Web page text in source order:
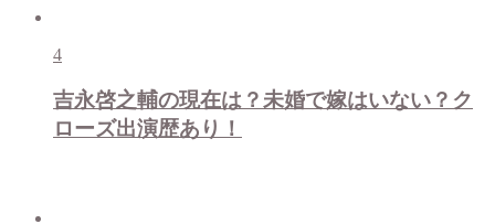
4
吉永啓之輔の現在は？未婚で嫁はいない？ク
ローズ出演歴あり！